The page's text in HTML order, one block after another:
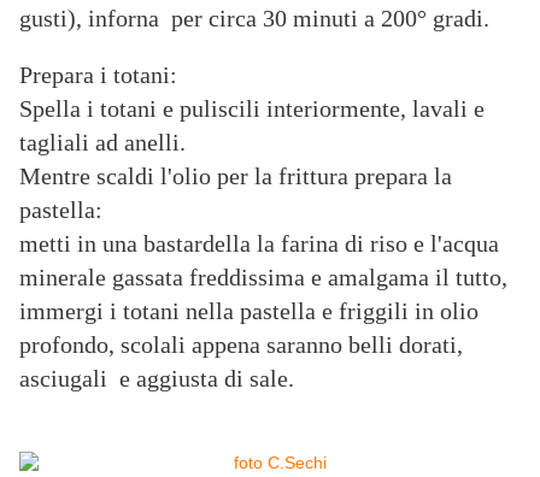
gusti), inforna per circa 30 minuti a 200° gradi.
Prepara i totani:
Spella i totani e puliscili interiormente, lavali e
tagliali ad anelli.
Mentre scaldi l'olio per la frittura prepara la
pastella:
metti in una bastardella la farina di riso e l'acqua
minerale gassata freddissima e amalgama il tutto,
immergi i totani nella pastella e friggili in olio
profondo, scolali appena saranno belli dorati,
asciugali e aggiusta di sale.